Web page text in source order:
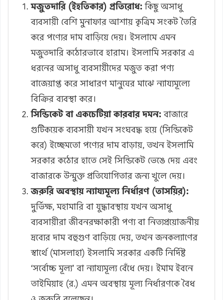
মজুতদারি (ইহতিকার) প্রতিরোধ:কিছু অসাধু
ব্যবসায়ী বেশি মুনাফার আশায় কৃত্রিম সংকট তৈরি
করে পণ্যের দাম বাড়িয়ে দেয়। ইসলামে এমন
মজুতদারি কঠোরভাবে হারাম। ইসলামি সরকার এ
ধরনের অসাধু ব্যবসায়ীদের মজুত করা পণ্য
বাজেয়াপ্ত করে সাধারণ মানুষের মাঝে ন্যায্যমূল্যে
বিক্রির ব্যবস্থা করে।
সিন্ডিকেট বা একচেটিয়া কারবার দমন:বাজারে
গুটিকয়েক ব্যবসায়ী যখন সংঘবদ্ধ হয়ে (সিন্ডিকেট
করে) ইচ্ছেমতো পণ্যের দাম বাড়ায়, তখন ইসলামি
সরকার কঠোর হাতে সেই সিন্ডিকেট ভেঙে দেয় এবং
বাজারকে উন্মুক্ত প্রতিযোগিতার জন্য খুলে দেয়।
জরুরি অবস্থায় ন্যায্যমূল্য নির্ধারণ (তাসয়ির):
দুর্ভিক্ষ, মহামারি বা যুদ্ধাবস্থায় যখন অসাধু
ব্যবসায়ীরা জীবনরক্ষাকারী পণ্য বা নিত্যপ্রয়োজনীয়
দ্রব্যের দাম বহুগুণ বাড়িয়ে দেয়, তখন জনকল্যাণের
স্বার্থে (মাসলাহা) ইসলামি সরকার একটি নির্দিষ্ট
‘সর্বোচ্চ মূল্য’ বা ন্যায্যমূল্য বেঁধে দেয়। ইমাম ইবনে
তাইমিয়াহ (র.) এমন অবস্থায় মূল্য নির্ধারণকে বৈধ